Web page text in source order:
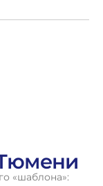
«шаблона»: